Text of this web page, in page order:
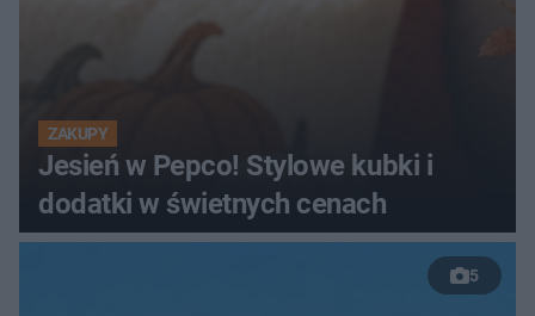
ZAKUPY
Jesień w Pepco! Stylowe kubki i
dodatki w świetnych cenach
5